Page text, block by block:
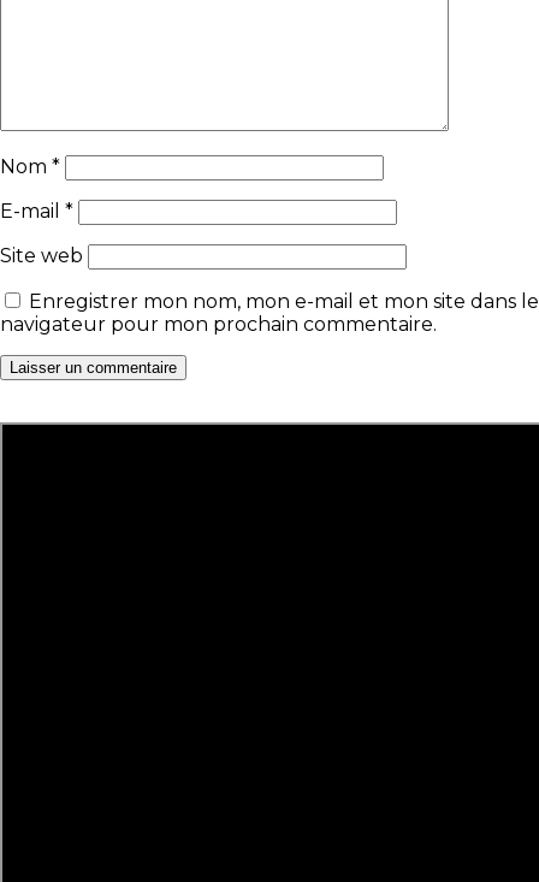
Nom *
E-mail *
Site web
Enregistrer mon nom, mon e-mail et mon site dans le
navigateur pour mon prochain commentaire.